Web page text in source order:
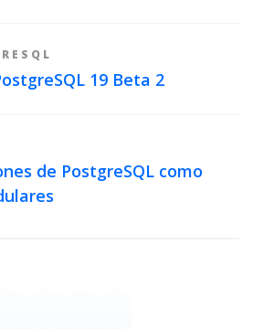
19 Beta 2
de PostgreSQL como